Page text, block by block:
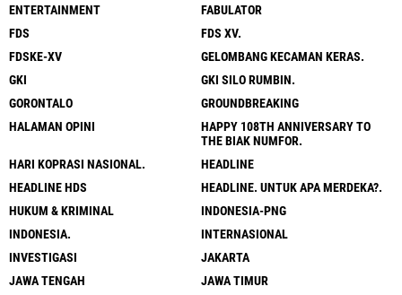
ENTERTAINMENT
FABULATOR
FDS
FDS XV.
FDSKE-XV
GELOMBANG KECAMAN KERAS.
GKI
GKI SILO RUMBIN.
GORONTALO
GROUNDBREAKING
HALAMAN OPINI
HAPPY 108TH ANNIVERSARY TO
THE BIAK NUMFOR.
HARI KOPRASI NASIONAL.
HEADLINE
HEADLINE HDS
HEADLINE. UNTUK APA MERDEKA?.
HUKUM & KRIMINAL
INDONESIA-PNG
INDONESIA.
INTERNASIONAL
INVESTIGASI
JAKARTA
JAWA TENGAH
JAWA TIMUR